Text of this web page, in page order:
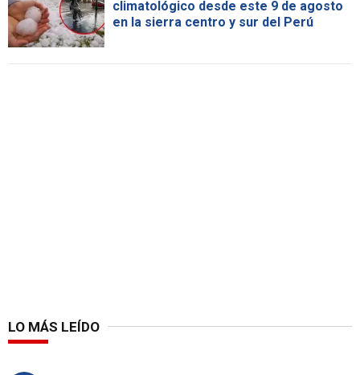
climatológico desde este 9 de agosto
en la sierra centro y sur del Perú
LO MÁS LEÍDO